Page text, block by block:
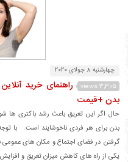
چهارشنبه 8 جولای 2020
3,305 views
راهنمای خرید
بدن +قیمت
حال اگر این تعریق باعث رشد باکتری ها
بدن برای هر فردی ناخوشایند است. با توجه
گرفتن در فضای اجتماع و مکان های عمومی
یکی از راه های کاهش میزان تعریق و